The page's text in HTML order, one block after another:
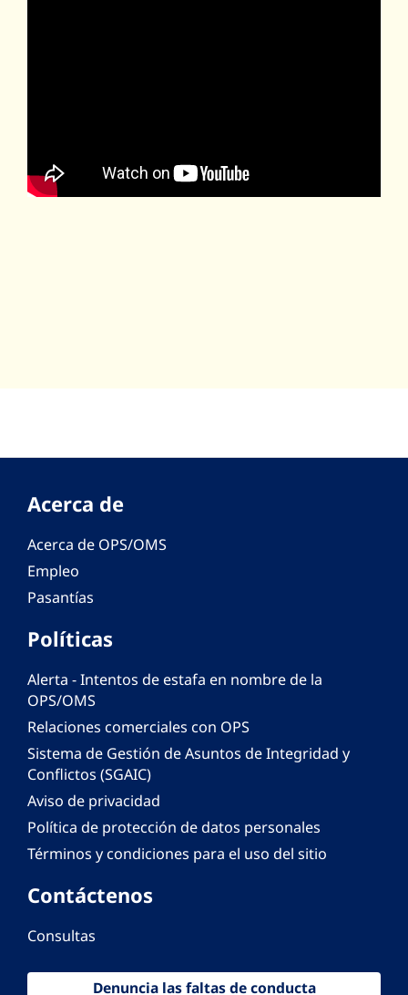
Acerca de
Acerca de OPS/OMS
Empleo
Pasantías
Políticas
Alerta - Intentos de estafa en nombre de la
OPS/OMS
Relaciones comerciales con OPS
Sistema de Gestión de Asuntos de Integridad y
Conflictos (SGAIC)
Aviso de privacidad
Política de protección de datos personales
Términos y condiciones para el uso del sitio
Contáctenos
Consultas
Denuncia las faltas de conducta